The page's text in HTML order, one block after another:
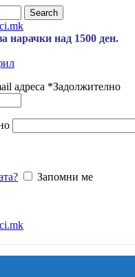
Search
нарачки над 1500 ден.
адреса *Задолжително
Запомни ме